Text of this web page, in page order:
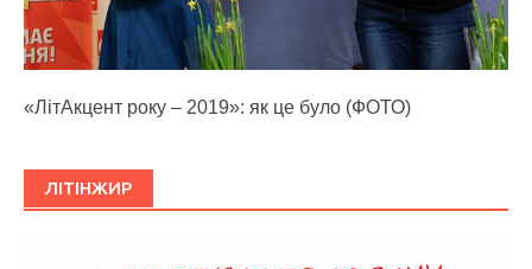
«ЛітАкцент року – 2019»: як це було (ФОТО)
ЛІТІНЖИР